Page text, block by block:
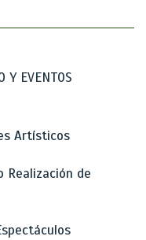
Y EVENTOS
Artísticos
Realización de